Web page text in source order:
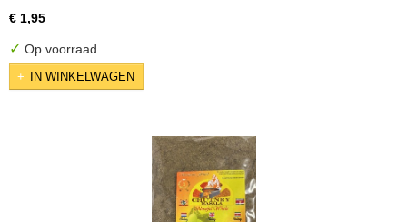
€ 1,95
✓ Op voorraad
IN WINKELWAGEN